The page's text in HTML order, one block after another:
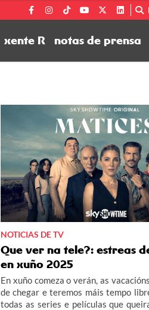
xente R notas de prensa
NOTICIAS DE TV
Que ver na tele?: estreas
en xuño 2025
En xuño comeza o verán, as
de chegar e teremos máis tempo
todas as series e películas que